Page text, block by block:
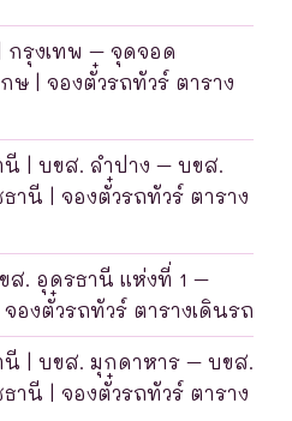
รุงเทพ – จุดจอด
ษ | จองตั๋วรถทัวร์ ตาราง
| บขส. ลำปาง – บขส.
านี | จองตั๋วรถทัวร์ ตาราง
ส. อุดรธานี แห่งที่ 1 –
องตั๋วรถทัวร์ ตารางเดินรถ
นี | บขส. มุกดาหาร – บขส.
านี | จองตั๋วรถทัวร์ ตาราง